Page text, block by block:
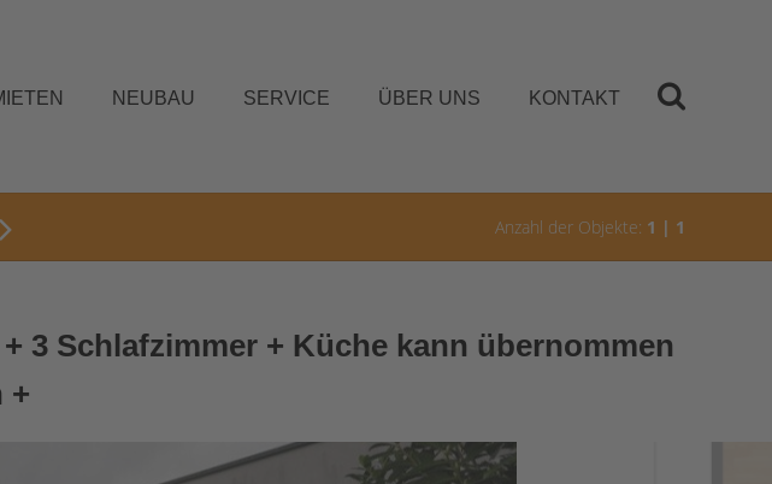
NEUBAU SERVICE ÜBER UNS KONTAKT
Anzahl der Objekte: 1 | 1
3 Schlafzimmer + Küche kann übernommen
+